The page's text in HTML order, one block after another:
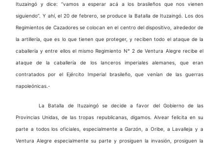
Ituzaingó y dice: “vamos a esperar acá a los brasileños que nos vienen
siguiendo”. Y ahí, el 20 de febrero, se produce la Batalla de Ituzaingó. Los dos
Regimientos de Cazadores se colocan en el centro del dispositivo, alrededor de
la artillería, que es lo que tienen que proteger, y reciben todo el ataque de la
caballería y entre ellos el mismo Regimiento N° 2 de Ventura Alegre recibe el
ataque de la caballería de los lanceros imperiales alemanes, que eran
contratados por el Ejército Imperial brasileño, que venían de las guerras
napoleónicas.-
La Batalla de Ituzaingó se decide a favor del Gobierno de las
Provincias Unidas, de las tropas republicanas, digamos. Alvear felicita en su
parte a todos los oficiales, especialmente a Garzón, a Oribe, a Lavalleja y a
Ventura Alegre especialmente su parte y prosiguen la invasión, prosiguen la